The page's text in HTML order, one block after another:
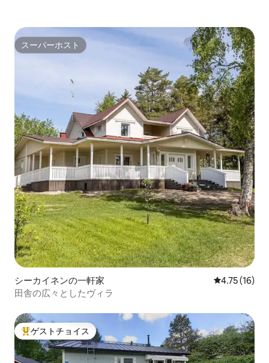
スーパーホスト
スーパーホスト
シーカイネンの一軒家 レビュー16
4.75 (16)
田舎の広々としたヴィラ
大好評のゲストチョイスです。
ゲストチョイス